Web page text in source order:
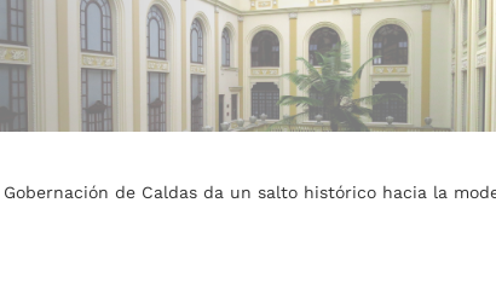
Gobernación de Caldas da un salto histórico hacia la